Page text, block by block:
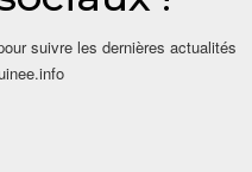
suivre les dernières actualités